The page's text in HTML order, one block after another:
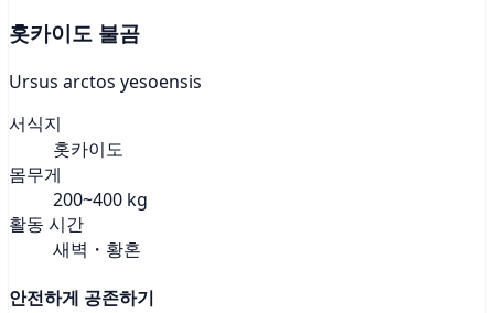
홋카이도 불곰
Ursus arctos yesoensis
서식지
홋카이도
몸무게
200~400 kg
활동 시간
새벽・황혼
안전하게 공존하기